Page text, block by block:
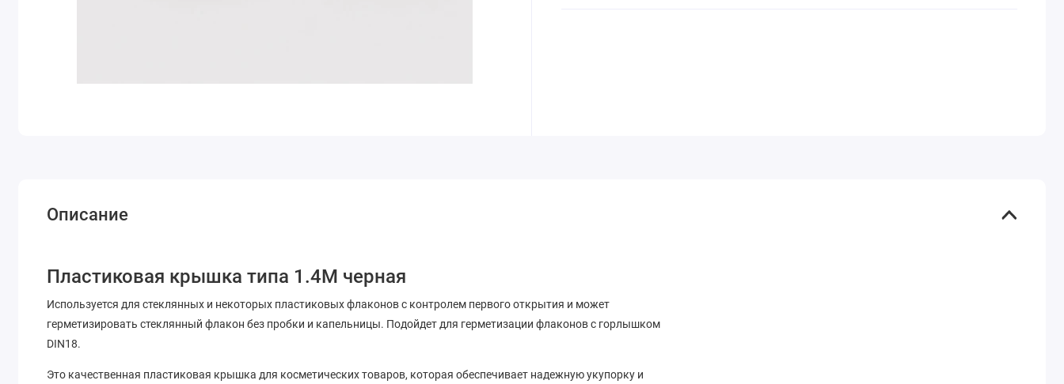
Описание
Пластиковая крышка типа 1.4М черная
Используется для стеклянных и некоторых пластиковых флаконов с контролем первого открытия и может
герметизировать стеклянный флакон без пробки и капельницы. Подойдет для герметизации флаконов с горлышком
DIN18.
Это качественная пластиковая крышка для косметических товаров, которая обеспечивает надежную укупорку и